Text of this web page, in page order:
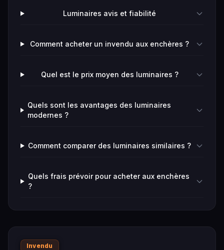
Luminaires avis et fiabilité
Comment acheter un invendu aux enchères ?
Quel est le prix moyen des luminaires ?
Quels sont les avantages des luminaires
modernes ?
Comment comparer des luminaires similaires ?
Quels frais prévoir pour acheter aux enchères
?
Invendu